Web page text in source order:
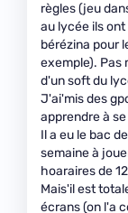
règles (jeu
au lycée ils
bérézina pour
exemple). Pas
d'un soft du
J'ai'mis des
apprendre à
Il a eu le bac
semaine à
hoaraires de
Mais'il est
écrans (on l'a